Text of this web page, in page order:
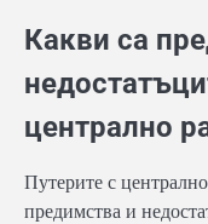
Какви са
централно
Путерите с
предимства и